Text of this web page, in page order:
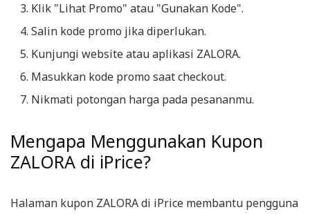
Klik "Lihat Promo" atau "Gunakan Kode".
Salin kode promo jika diperlukan.
Kunjungi website atau aplikasi ZALORA.
Masukkan kode promo saat checkout.
Nikmati potongan harga pada pesananmu.
Mengapa Menggunakan Kupon
ZALORA di iPrice?
Halaman kupon ZALORA di iPrice membantu pengguna